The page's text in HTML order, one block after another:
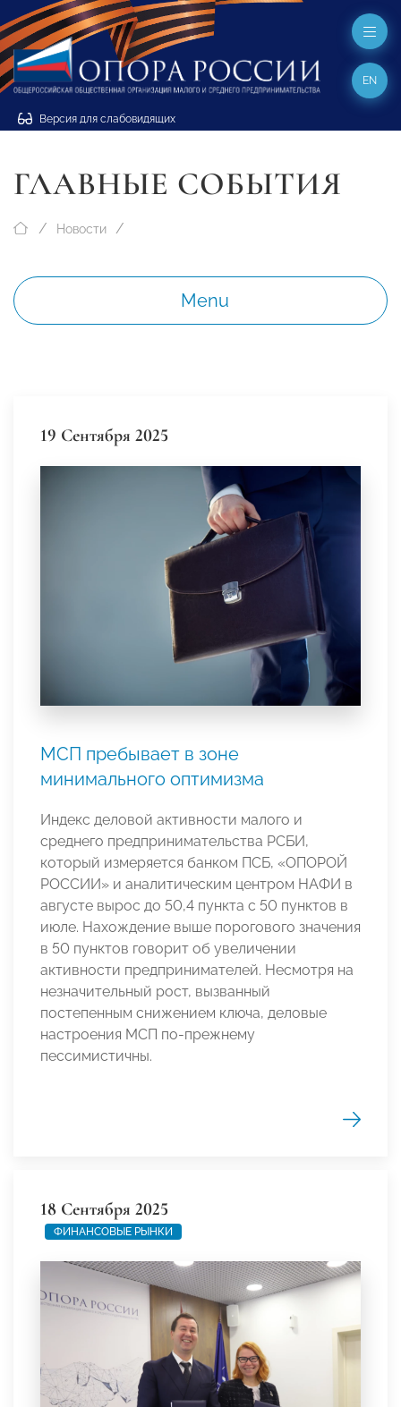
Версия для слабовидящих
EN
ГЛАВНЫЕ СОБЫТИЯ
Новости
Menu
19 Сентября 2025
МСП пребывает в зоне
минимального оптимизма
Индекс деловой активности малого и
среднего предпринимательства РСБИ,
который измеряется банком ПСБ, «ОПОРОЙ
РОССИИ» и аналитическим центром НАФИ в
августе вырос до 50,4 пункта с 50 пунктов в
июле. Нахождение выше порогового значения
в 50 пунктов говорит об увеличении
активности предпринимателей. Несмотря на
незначительный рост, вызванный
постепенным снижением ключа, деловые
настроения МСП по-прежнему
пессимистичны.
18 Сентября 2025
ФИНАНСОВЫЕ РЫНКИ